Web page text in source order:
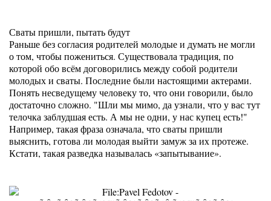
Сваты пришли, пытать будут
Раньше без согласия родителей молодые и думать не могли
о том, чтобы пожениться. Существовала традиция, по
которой обо всём договорились между собой родители
молодых и сваты. Последние были настоящими актерами.
Понять несведущему человеку то, что они говорили, было
достаточно сложно. "Шли мы мимо, да узнали, что у вас тут
телочка заблудшая есть. А мы не одни, у нас купец есть!"
Например, такая фраза означала, что сваты пришли
выяснить, готова ли молодая выйти замуж за их протеже.
Кстати, такая разведка называлась «запытывание».